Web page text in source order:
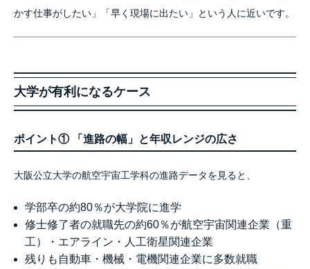
かす仕事がしたい」「早く現場に出たい」という人に近いです。
大学が有利になるケース
ポイント① 「進路の幅」と年収レンジの広さ
大阪公立大学の航空宇宙工学科の進路データを見ると、
学部卒の約80％が大学院に進学
修士修了者の就職先の約60％が航空宇宙関連企業（重
工）・エアライン・人工衛星関連企業
残りも自動車・機械・電機関連企業に多数就職